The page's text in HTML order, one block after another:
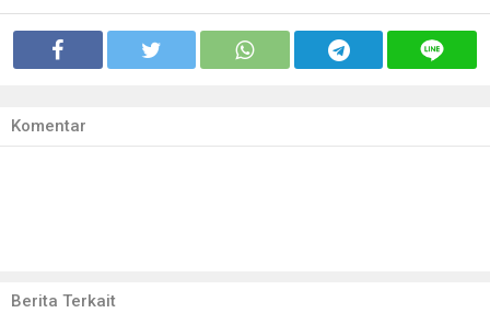
Komentar
Berita Terkait